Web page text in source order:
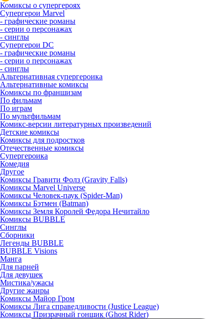
Комиксы о супергероях
Супергерои Marvel
- графические романы
- серии о персонажах
- синглы
Супергерои DC
- графические романы
- серии о персонажах
- синглы
Альтернативная супергероика
Альтернативные комиксы
Комиксы по франшизам
По фильмам
По играм
По мультфильмам
Комикс-версии литературных произведений
Детские комиксы
Комиксы для подростков
Отечественные комиксы
Супергероика
Комедия
Другое
Комиксы Гравити Фолз (Gravity Falls)
Комиксы Marvel Universe
Комиксы Человек-паук (Spider-Man)
Комиксы Бэтмен (Batman)
Комиксы Земля Королей Федора Нечитайло
Комиксы BUBBLE
Синглы
Сборники
Легенды BUBBLE
BUBBLE Visions
Манга
Для парней
Для девушек
Мистика/ужасы
Другие жанры
Комиксы Майор Гром
Комиксы Лига справедливости (Justice League)
Комиксы Призрачный гонщик (Ghost Rider)